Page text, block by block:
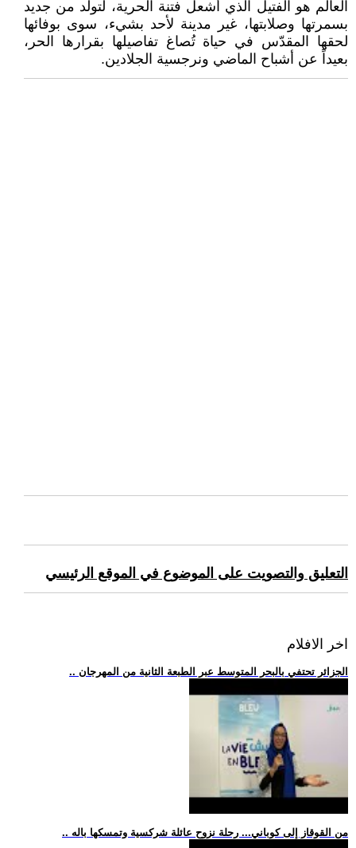
العالم هو الفتيل الذي أشعل فتنة الحرية، لتولد من جديد
بسمرتها وصلابتها، غير مدينة لأحد بشيء، سوى بوفائها
لحقها المقدّس في حياة تُصاغ تفاصيلها بقرارها الحر،
بعيداً عن أشباح الماضي ونرجسية الجلادين.
التعليق والتصويت على الموضوع في الموقع الرئيسي
اخر الافلام
.. الجزائر تحتفي بالبحر المتوسط عبر الطبعة الثانية من المهرجان
.. من القوقاز إلى كوباني... رحلة نزوح عائلة شركسية وتمسكها باله